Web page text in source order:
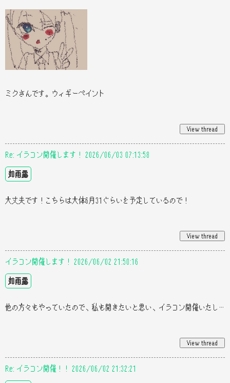
ミクさんです。ウィギーペイント
Re: イラコン開催します！ 2026/06/03 07:13:58
如雨露
大丈夫です！こちらは大体6月31ぐらいを予定しているので！
イラコン開催します！ 2026/06/02 21:50:16
如雨露
他の方々もやっていたので、私も開きたいと思い、イラコン開催いたします！ 可愛いで賞 かっこいいで賞 美しいで賞 上手で賞 最優
Re: イラコン開催！！ 2026/06/02 21:32:21